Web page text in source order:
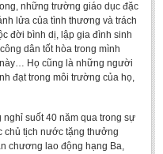
những trường giáo dục đặc
lửa của tình thương và trách
đời bình dị, lập gia đình sinh
dân tốt hòa trong mình
Họ cũng là những người
đạt trong môi trường của họ,
suốt 40 năm qua trong sự
chủ tịch nước tặng thưởng
chương lao động hạng Ba,